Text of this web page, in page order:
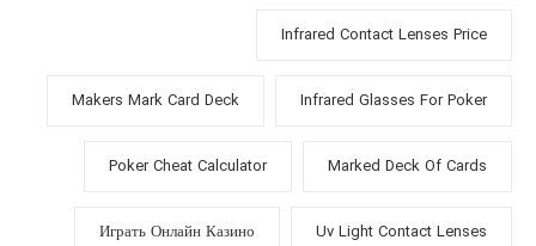
Infrared Contact Lenses Price
Infrared Glasses For Poker
Makers Mark Card Deck
Marked Deck Of Cards
Poker Cheat Calculator
Uv Light Contact Lenses
Играть Онлайн Казино